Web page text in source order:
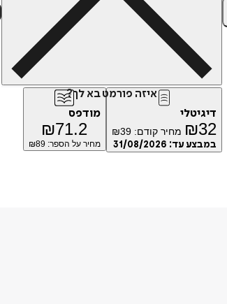
איזה פורמט בא לך?
דיגיטלי
₪32 מחיר קודם: ₪39
במבצע עד: 31/08/2026
מודפס
₪71.2
מחיר על הספר: ₪ 89